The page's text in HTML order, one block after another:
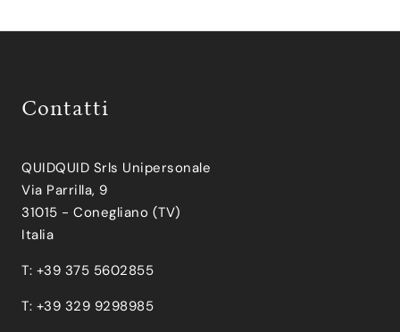
Contatti
QUIDQUID Srls Unipersonale
Via Parrilla, 9
31015 - Conegliano (TV)
Italia
T: +39 375 5602855
T: +39 329 9298985